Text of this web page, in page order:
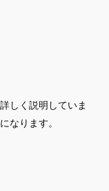
しく説明していま
なります。